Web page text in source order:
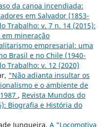
da canoa incendiada:
em Salvador (1853-
Trabalho: v. 7 n. 14 (2015):
mineração
empresarial: uma
Brasil e no Chile (1940-
Trabalho: v. 12 (2020)
"Não adianta insultar os
e o ambiente de
, Revista Mundos do
Biografia e História do
Junqueira, A "Locomotiva